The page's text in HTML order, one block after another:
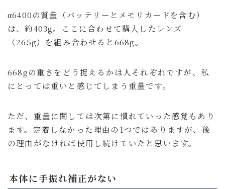
α6400の質量（バッテリーとメモリカードを含む）
は、約403g。ここに合わせて購入したレンズ
（265g）を組み合わせると668g。
668gの重さをどう捉えるかは人それぞれですが、私
にとっては重いと感じてしまう重量です。
ただ、重量に関しては次第に慣れていった感覚もあり
ます。定着しなかった理由の1つではありますが、後
の理由がなければ使用し続けていたと思います。
本体に手振れ補正がない